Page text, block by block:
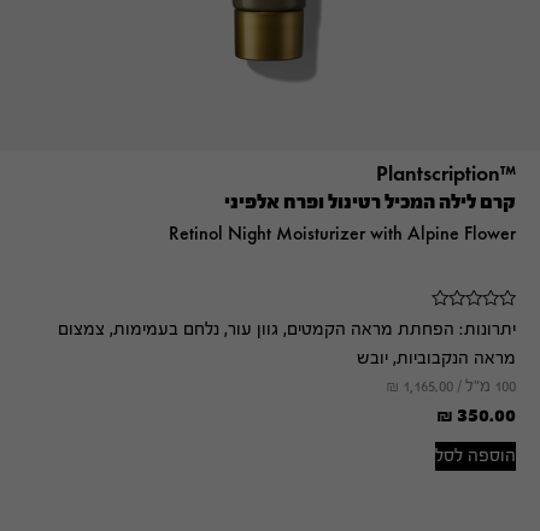
™Plantscription
קרם לילה המכיל רטינול ופרח אלפיני
Retinol Night Moisturizer with Alpine Flower
יתרונות: הפחתת מראה הקמטים, גוון עור, נלחם בעמימות, צמצום
מראה הנקבוביות, יובש
100 מ"ל / ₪ 1,165.00
₪ 350.00
הוספה לסל